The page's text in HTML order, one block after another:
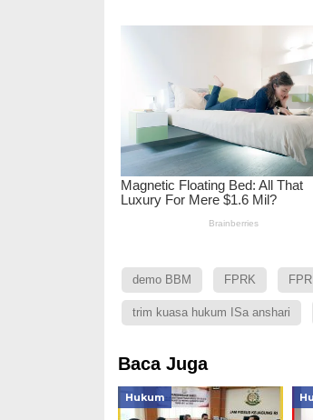
demo BBM FPRK
trim kuasa hukum ISa anshari
Baca Juga
Hukum